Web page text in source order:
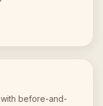
before-and-